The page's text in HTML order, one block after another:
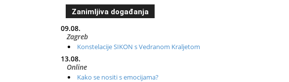
Zanimljiva događanja
09.08.
Zagreb
Konstelacije SIKON s Vedranom Kraljetom
13.08.
Online
Kako se nositi s emocijama?